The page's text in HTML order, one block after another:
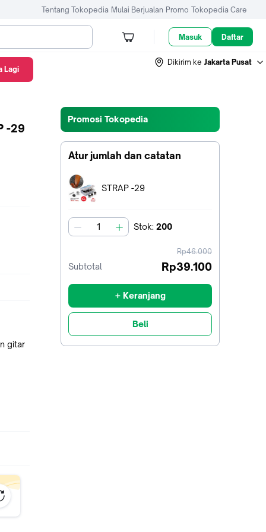
Tentang Tokopedia Mulai Berjualan Promo Tokopedia Care
Masuk Daftar
Dikirim ke Jakarta Pusat
Promosi Tokopedia
Atur jumlah dan catatan
Terpilih:
STRAP -29
jumlah Stok: 200
harga
sebelum
Rp46.000
Subtotal Rp39.100
+ Keranjang
Beli
-29
gitar
Lagi